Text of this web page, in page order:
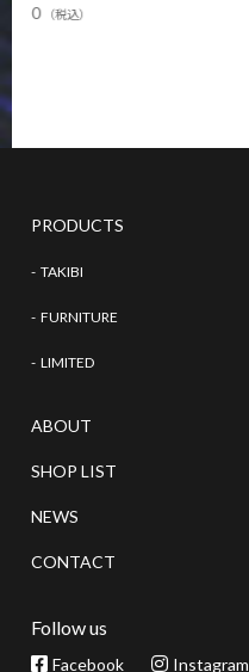
PRODUCTS
TAKIBI
FURNITURE
LIMITED
ABOUT
SHOP LIST
NEWS
CONTACT
Follow us
Facebook Instagram